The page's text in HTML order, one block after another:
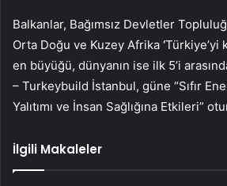
Balkanlar, Bağımsız Devletler
Orta Doğu ve Kuzey Afrika ‘Türkiye’yi
en büyüğü, dünyanın ise ilk 5’i
– Turkeybuild İstanbul, güne “Sıfır
Yalıtımı ve İnsan Sağlığına Etkileri”
İlgili Makaleler